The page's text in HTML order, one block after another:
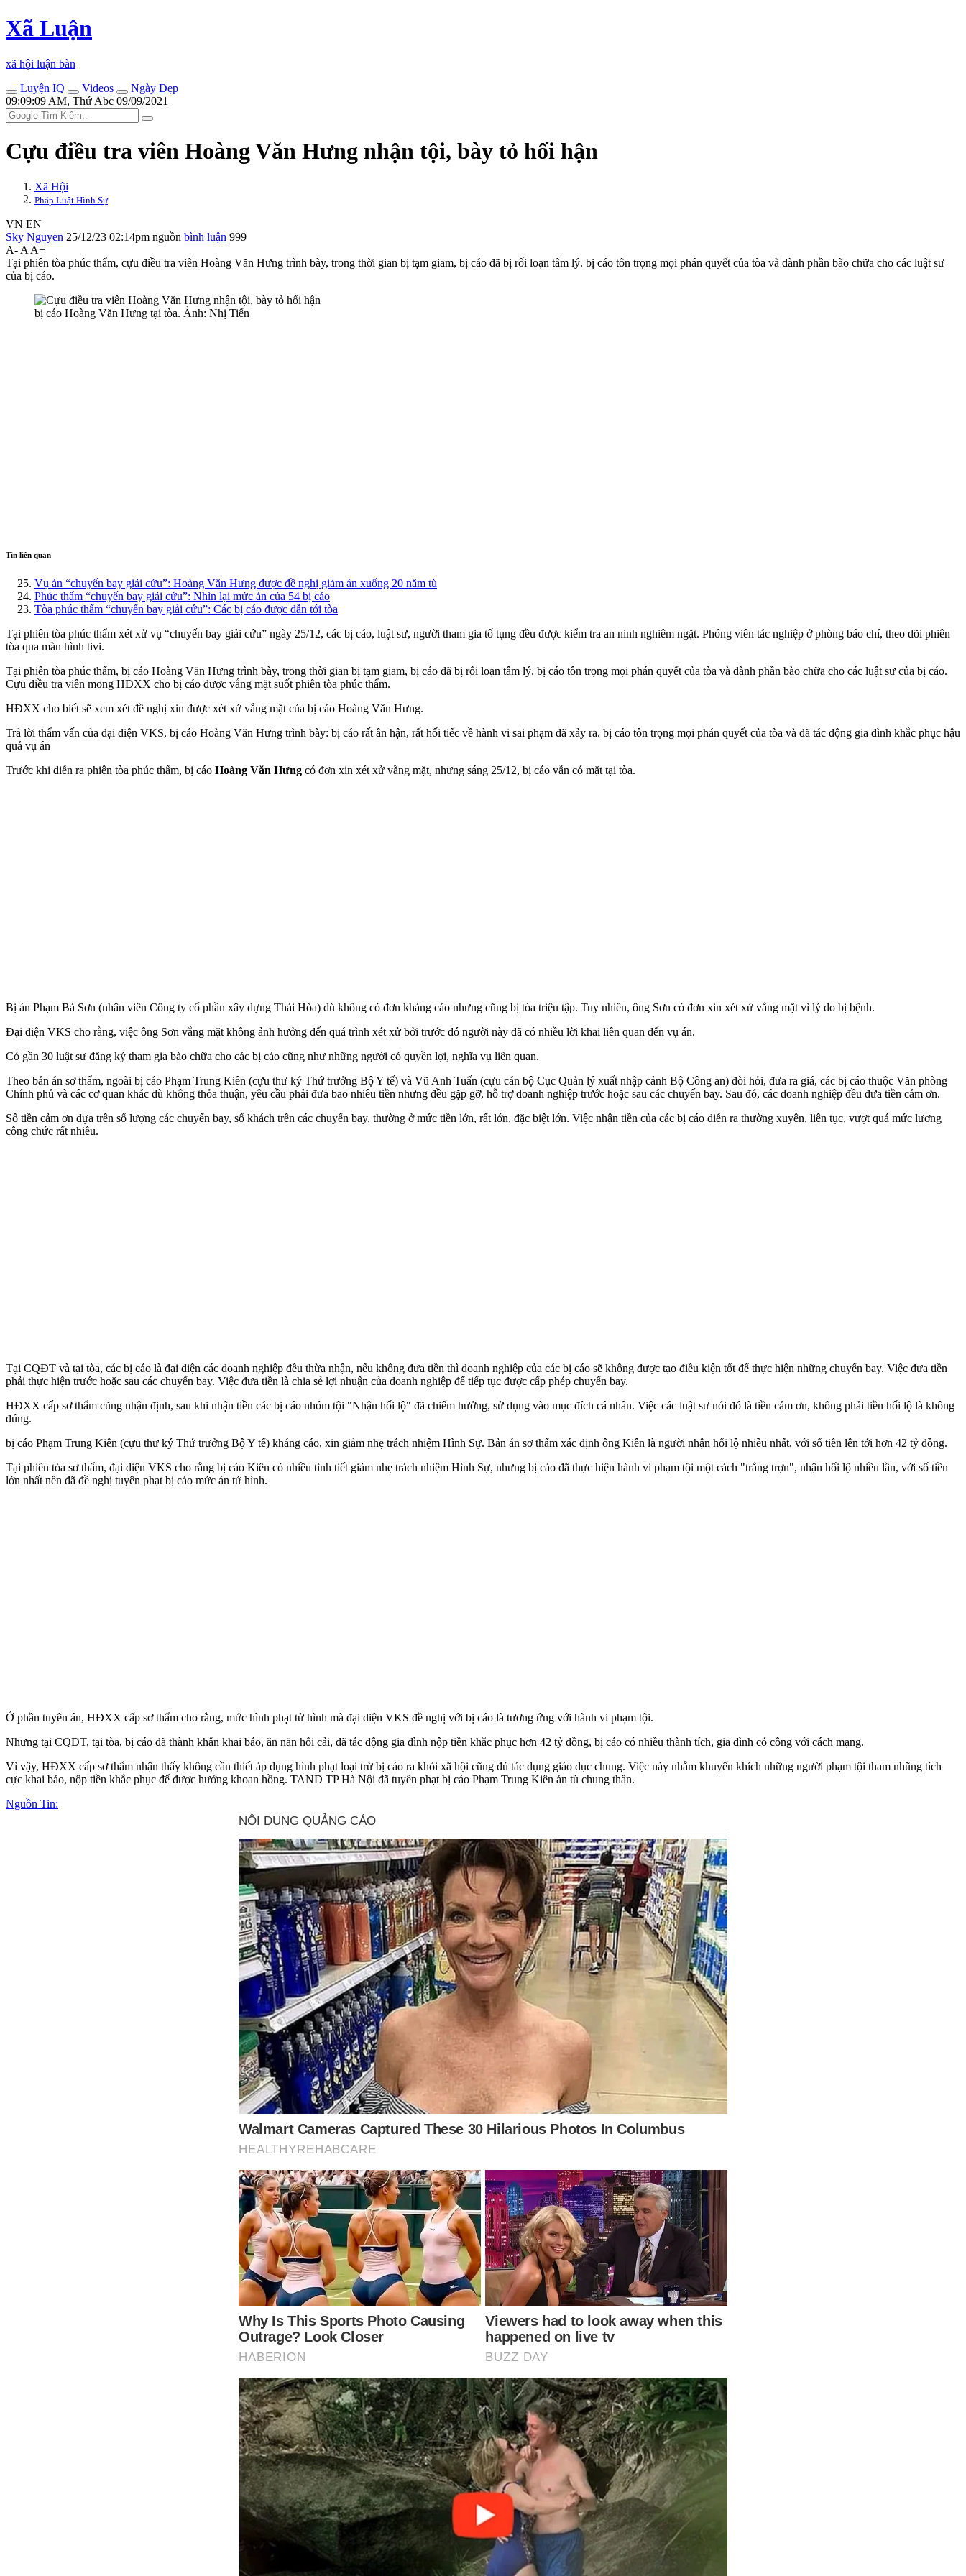
Xã Luận
xã hội luận bàn
Luyện IQ
Videos
Ngày Đẹp
09:09:09 AM, Thứ Abc 09/09/2021
Cựu điều tra viên Hoàng Văn Hưng nhận tội, bày tỏ hối hận
Xã Hội
Pháp Luật Hình Sự
VN EN
Sky Nguyen 25/12/23 02:14pm nguồn bình luận 999
A- A A+
Tại phiên tòa phúc thẩm, cựu điều tra viên Hoàng Văn Hưng trình bày, trong thời gian bị tạm giam, bị cáo đã bị rối loạn tâm lý. bị cáo tôn trọng mọi phán quyết của tòa và dành phần bào chữa cho các luật sư
của bị cáo.
bị cáo Hoàng Văn Hưng tại tòa. Ảnh: Nhị Tiến
Tin liên quan
Vụ án “chuyến bay giải cứu”: Hoàng Văn Hưng được đề nghị giảm án xuống 20 năm tù
Phúc thẩm “chuyến bay giải cứu”: Nhìn lại mức án của 54 bị cáo
Tòa phúc thẩm “chuyến bay giải cứu”: Các bị cáo được dẫn tới tòa
Tại phiên tòa phúc thẩm xét xử vụ “chuyến bay giải cứu” ngày 25/12, các bị cáo, luật sư, người tham gia tố tụng đều được kiểm tra an ninh nghiêm ngặt. Phóng viên tác nghiệp ở phòng báo chí, theo dõi phiên
tòa qua màn hình tivi.
Tại phiên tòa phúc thẩm, bị cáo Hoàng Văn Hưng trình bày, trong thời gian bị tạm giam, bị cáo đã bị rối loạn tâm lý. bị cáo tôn trọng mọi phán quyết của tòa và dành phần bào chữa cho các luật sư của bị cáo.
Cựu điều tra viên mong HĐXX cho bị cáo được vắng mặt suốt phiên tòa phúc thẩm.
HĐXX cho biết sẽ xem xét đề nghị xin được xét xử vắng mặt của bị cáo Hoàng Văn Hưng.
Trả lời thẩm vấn của đại diện VKS, bị cáo Hoàng Văn Hưng trình bày: bị cáo rất ân hận, rất hối tiếc về hành vi sai phạm đã xảy ra. bị cáo tôn trọng mọi phán quyết của tòa và đã tác động gia đình khắc phục hậu
quả vụ án
Trước khi diễn ra phiên tòa phúc thẩm, bị cáo Hoàng Văn Hưng có đơn xin xét xử vắng mặt, nhưng sáng 25/12, bị cáo vẫn có mặt tại tòa.
Bị án Phạm Bá Sơn (nhân viên Công ty cổ phần xây dựng Thái Hòa) dù không có đơn kháng cáo nhưng cũng bị tòa triệu tập. Tuy nhiên, ông Sơn có đơn xin xét xử vắng mặt vì lý do bị bệnh.
Đại diện VKS cho rằng, việc ông Sơn vắng mặt không ảnh hưởng đến quá trình xét xử bởi trước đó người này đã có nhiều lời khai liên quan đến vụ án.
Có gần 30 luật sư đăng ký tham gia bào chữa cho các bị cáo cũng như những người có quyền lợi, nghĩa vụ liên quan.
Theo bản án sơ thẩm, ngoài bị cáo Phạm Trung Kiên (cựu thư ký Thứ trưởng Bộ Y tế) và Vũ Anh Tuấn (cựu cán bộ Cục Quản lý xuất nhập cảnh Bộ Công an) đòi hỏi, đưa ra giá, các bị cáo thuộc Văn phòng
Chính phủ và các cơ quan khác dù không thỏa thuận, yêu cầu phải đưa bao nhiêu tiền nhưng đều gặp gỡ, hỗ trợ doanh nghiệp trước hoặc sau các chuyến bay. Sau đó, các doanh nghiệp đều đưa tiền cảm ơn.
Số tiền cảm ơn dựa trên số lượng các chuyến bay, số khách trên các chuyến bay, thường ở mức tiền lớn, rất lớn, đặc biệt lớn. Việc nhận tiền của các bị cáo diễn ra thường xuyên, liên tục, vượt quá mức lương
công chức rất nhiều.
Tại CQĐT và tại tòa, các bị cáo là đại diện các doanh nghiệp đều thừa nhận, nếu không đưa tiền thì doanh nghiệp của các bị cáo sẽ không được tạo điều kiện tốt để thực hiện những chuyến bay. Việc đưa tiền
phải thực hiện trước hoặc sau các chuyến bay. Việc đưa tiền là chia sẻ lợi nhuận của doanh nghiệp để tiếp tục được cấp phép chuyến bay.
HĐXX cấp sơ thẩm cũng nhận định, sau khi nhận tiền các bị cáo nhóm tội "Nhận hối lộ" đã chiếm hưởng, sử dụng vào mục đích cá nhân. Việc các luật sư nói đó là tiền cảm ơn, không phải tiền hối lộ là không
đúng.
bị cáo Phạm Trung Kiên (cựu thư ký Thứ trưởng Bộ Y tế) kháng cáo, xin giảm nhẹ trách nhiệm Hình Sự. Bản án sơ thẩm xác định ông Kiên là người nhận hối lộ nhiều nhất, với số tiền lên tới hơn 42 tỷ đồng.
Tại phiên tòa sơ thẩm, đại diện VKS cho rằng bị cáo Kiên có nhiều tình tiết giảm nhẹ trách nhiệm Hình Sự, nhưng bị cáo đã thực hiện hành vi phạm tội một cách "trắng trợn", nhận hối lộ nhiều lần, với số tiền
lớn nhất nên đã đề nghị tuyên phạt bị cáo mức án t‌ử hìn‌h.
Ở phần tuyên án, HĐXX cấp sơ thẩm cho rằng, mức hình phạt t‌ử hìn‌h mà đại diện VKS đề nghị với bị cáo là tương ứng với hành vi phạm tội.
Nhưng tại CQĐT, tại tòa, bị cáo đã thành khẩn khai báo, ăn năn hối cải, đã tác động gia đình nộp tiền khắc phục hơn 42 tỷ đồng, bị cáo có nhiều thành tích, gia đình có công với cách mạng.
Vì vậy, HĐXX cấp sơ thẩm nhận thấy không cần thiết áp dụng hình phạt loại trừ bị cáo ra khỏi xã hội cũng đủ tác dụng giáo dục chung. Việc này nhằm khuyến khích những người phạm tội tham nhũng tích
cực khai báo, nộp tiền khắc phục để được hưởng khoan hồng. TAND TP Hà Nội đã tuyên phạt bị cáo Phạm Trung Kiên án tù chung thân.
Nguồn Tin: